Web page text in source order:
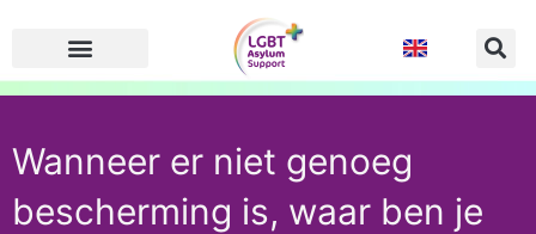
Wanneer er niet genoeg
bescherming is, waar ben je